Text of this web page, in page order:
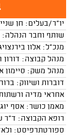
יו"ר/בעלים: חן
שותף וחבר הנהלה:
מנכ"ל: אלון
מנהל קבוצה:
מנהל משק: סיימון
דוברות ושיווק:
אחראי מדיה
מאמן כושר: אסף
רופא הקבוצה: ד"ר
ספורטתרפיסט: